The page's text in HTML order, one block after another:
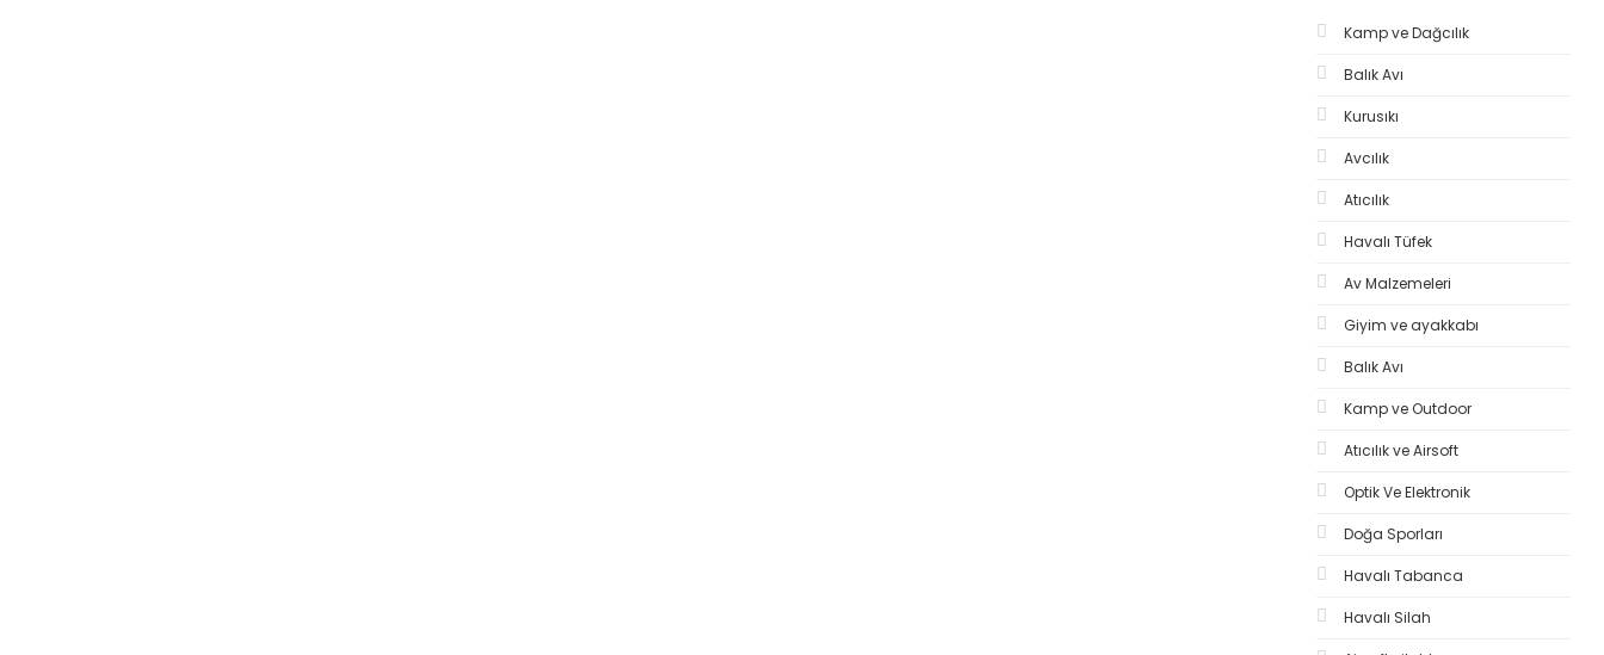
Kamp ve Dağcılık
Balık Avı
Kurusıkı
Avcılık
Atıcılık
Havalı Tüfek
Av Malzemeleri
Giyim ve ayakkabı
Balık Avı
Kamp ve Outdoor
Atıcılık ve Airsoft
Optik Ve Elektronik
Doğa Sporları
Havalı Tabanca
Havalı Silah